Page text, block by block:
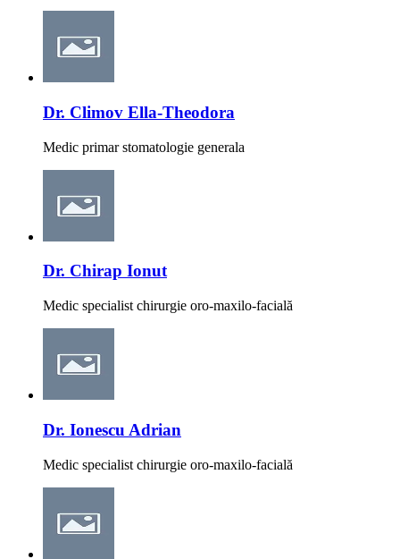
Dr. Climov Ella-Theodora
Medic primar stomatologie generala
Dr. Chirap Ionut
Medic specialist chirurgie oro-maxilo-facială
Dr. Ionescu Adrian
Medic specialist chirurgie oro-maxilo-facială